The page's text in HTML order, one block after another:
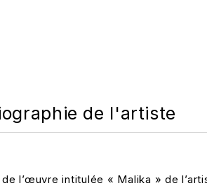
de l'artiste
l’œuvre intitulée « Malika » de